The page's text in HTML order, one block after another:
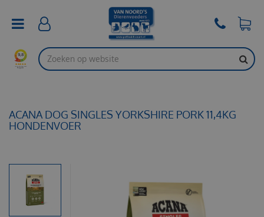
ACANA DOG SINGLES YORKSHIRE PORK 11,4KG
HONDENVOER